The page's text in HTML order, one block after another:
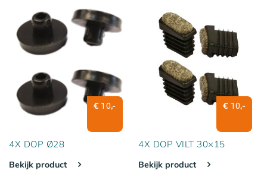
€ 10,-
4X DOP Ø28
Bekijk product
€ 10,-
4X DOP VILT 30×15
Bekijk product